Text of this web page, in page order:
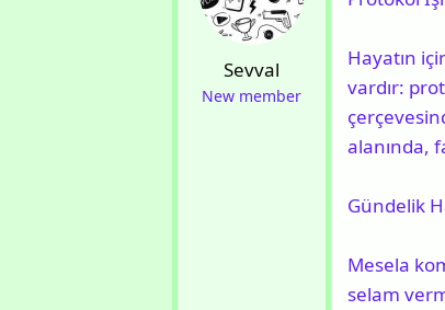
n
ı
ç
Sevval
New member
Hayatın
vardır:
alanında,
Gündelik
Mesela
selam